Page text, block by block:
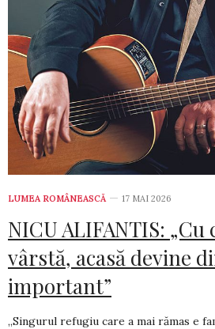
LUMEA ROMÂNEASCĂ 17 MAI 2026
NICU ALIFANTIS:
vârstă, acasă devine
important”
„Singurul refugiu care a mai rămas e